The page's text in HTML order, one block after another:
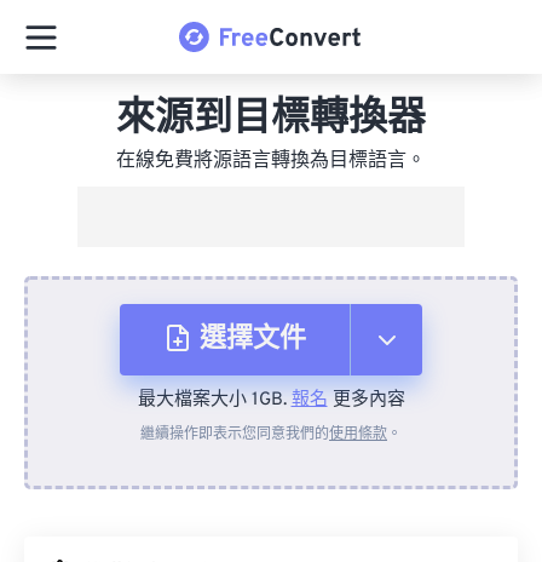
來源到目標轉換器
在線免費將源語言轉換為目標語言。
選擇文件
來自裝置
最大檔案大小 1GB.報名更多內容
繼續操作即表示您同意我們的使用條款 。